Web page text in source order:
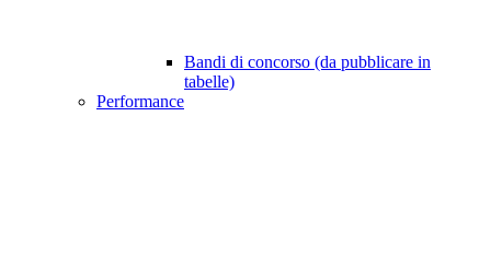
Bandi di concorso (da pubblicare in
tabelle)
Performance